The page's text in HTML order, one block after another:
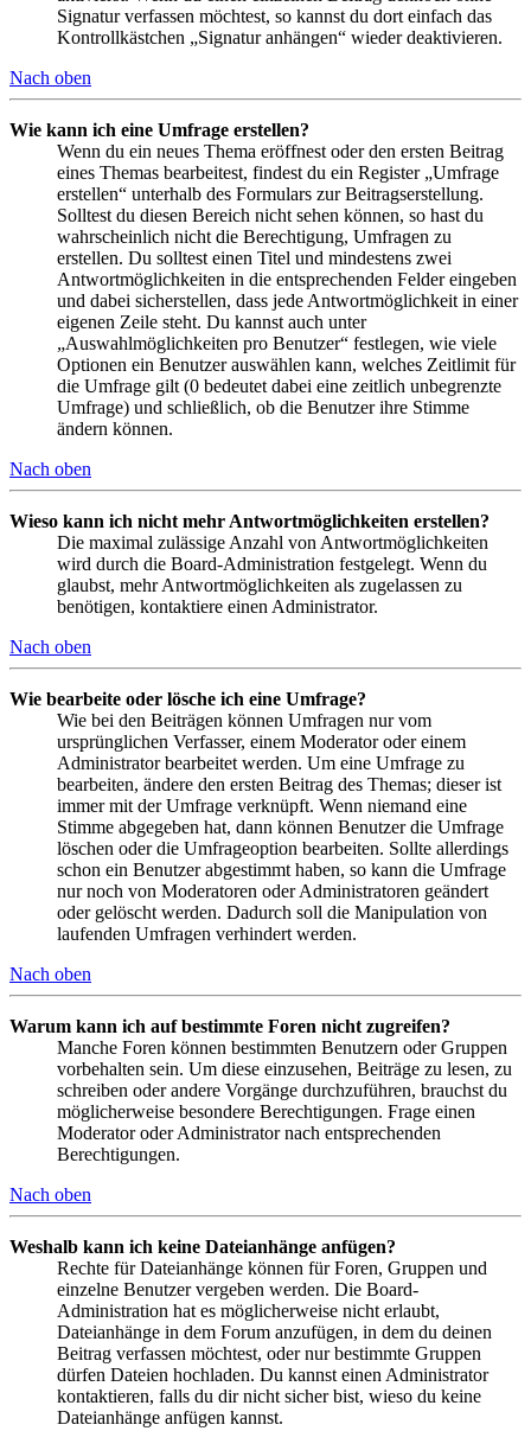
Signatur verfassen möchtest, so kannst du dort einfach das
Kontrollkästchen „Signatur anhängen“ wieder deaktivieren.
Nach oben
Wie kann ich eine Umfrage erstellen?
Wenn du ein neues Thema eröffnest oder den ersten Beitrag
eines Themas bearbeitest, findest du ein Register „Umfrage
erstellen“ unterhalb des Formulars zur Beitragserstellung.
Solltest du diesen Bereich nicht sehen können, so hast du
wahrscheinlich nicht die Berechtigung, Umfragen zu
erstellen. Du solltest einen Titel und mindestens zwei
Antwortmöglichkeiten in die entsprechenden Felder eingeben
und dabei sicherstellen, dass jede Antwortmöglichkeit in einer
eigenen Zeile steht. Du kannst auch unter
„Auswahlmöglichkeiten pro Benutzer“ festlegen, wie viele
Optionen ein Benutzer auswählen kann, welches Zeitlimit für
die Umfrage gilt (0 bedeutet dabei eine zeitlich unbegrenzte
Umfrage) und schließlich, ob die Benutzer ihre Stimme
ändern können.
Nach oben
Wieso kann ich nicht mehr Antwortmöglichkeiten erstellen?
Die maximal zulässige Anzahl von Antwortmöglichkeiten
wird durch die Board-Administration festgelegt. Wenn du
glaubst, mehr Antwortmöglichkeiten als zugelassen zu
benötigen, kontaktiere einen Administrator.
Nach oben
Wie bearbeite oder lösche ich eine Umfrage?
Wie bei den Beiträgen können Umfragen nur vom
ursprünglichen Verfasser, einem Moderator oder einem
Administrator bearbeitet werden. Um eine Umfrage zu
bearbeiten, ändere den ersten Beitrag des Themas; dieser ist
immer mit der Umfrage verknüpft. Wenn niemand eine
Stimme abgegeben hat, dann können Benutzer die Umfrage
löschen oder die Umfrageoption bearbeiten. Sollte allerdings
schon ein Benutzer abgestimmt haben, so kann die Umfrage
nur noch von Moderatoren oder Administratoren geändert
oder gelöscht werden. Dadurch soll die Manipulation von
laufenden Umfragen verhindert werden.
Nach oben
Warum kann ich auf bestimmte Foren nicht zugreifen?
Manche Foren können bestimmten Benutzern oder Gruppen
vorbehalten sein. Um diese einzusehen, Beiträge zu lesen, zu
schreiben oder andere Vorgänge durchzuführen, brauchst du
möglicherweise besondere Berechtigungen. Frage einen
Moderator oder Administrator nach entsprechenden
Berechtigungen.
Nach oben
Weshalb kann ich keine Dateianhänge anfügen?
Rechte für Dateianhänge können für Foren, Gruppen und
einzelne Benutzer vergeben werden. Die Board-
Administration hat es möglicherweise nicht erlaubt,
Dateianhänge in dem Forum anzufügen, in dem du deinen
Beitrag verfassen möchtest, oder nur bestimmte Gruppen
dürfen Dateien hochladen. Du kannst einen Administrator
kontaktieren, falls du dir nicht sicher bist, wieso du keine
Dateianhänge anfügen kannst.